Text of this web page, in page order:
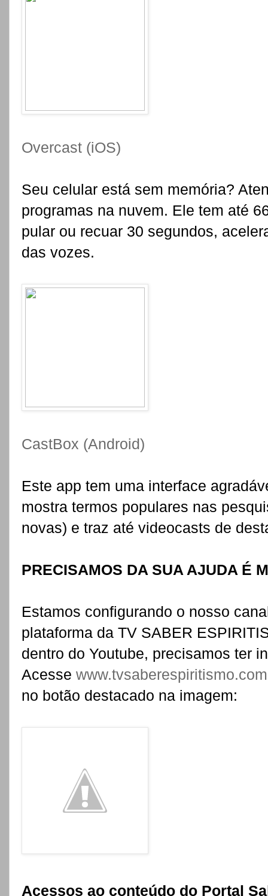
Overcast (iOS)
Seu celular está sem memória?
programas na nuvem. Ele tem até
pular ou recuar 30 segundos,
das vozes.
CastBox (Android)
Este app tem uma interface
mostra termos populares nas
novas) e traz até videocasts de
PRECISAMOS DA SUA AJUDA É
Estamos configurando o nosso
plataforma da TV SABER
dentro do Youtube, precisamos ter
Acesse www.tvsaberespiritismo.com
no botão destacado na imagem:
Acessos ao conteúdo do Portal